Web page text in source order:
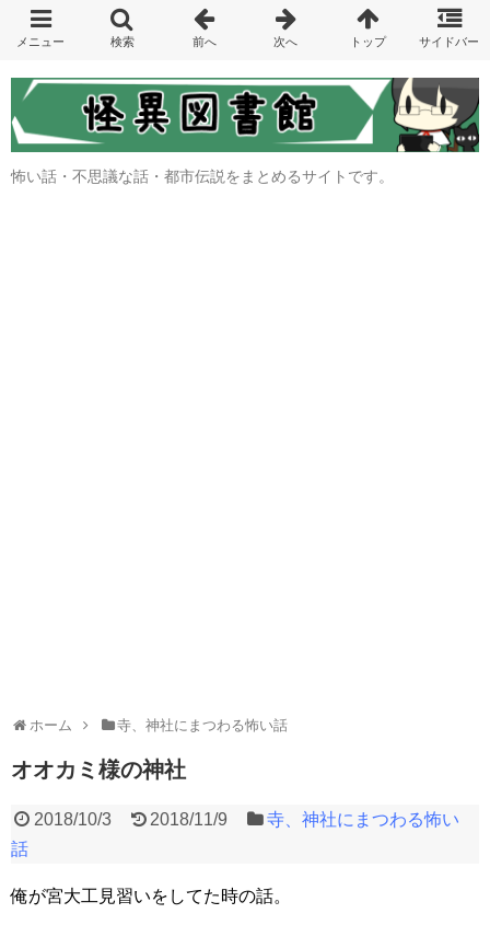
怖い話・不思議な話・都市伝説をまとめるサイトです。
ホーム 寺、神社にまつわる怖い話
オオカミ様の神社
2018/10/3 2018/11/9
寺、神社にまつわる怖い
話
俺が宮大工見習いをしてた時の話。